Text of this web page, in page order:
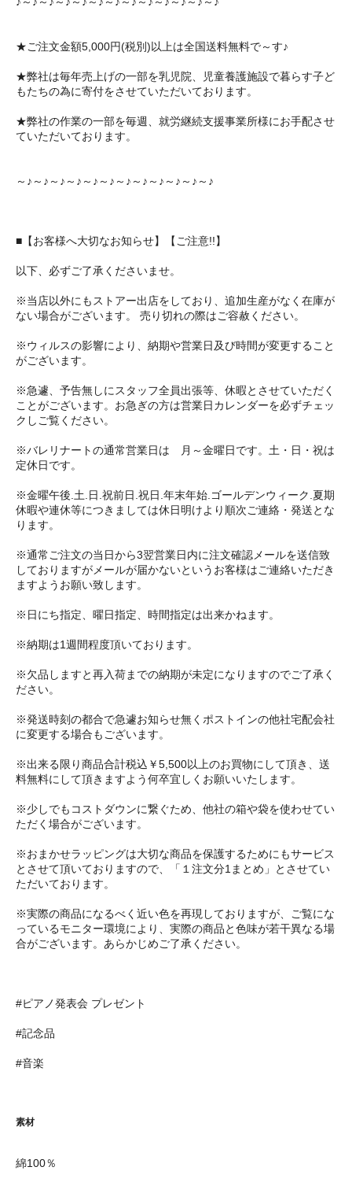
★ご注文金額5,000円(税別)以上は全国送料無料で～す♪
★弊社は毎年売上げの一部を乳児院、児童養護施設で暮らす子ど
もたちの為に寄付をさせていただいております。
★弊社の作業の一部を毎週、就労継続支援事業所様にお手配させ
ていただいております。
～♪～♪～♪～♪～♪～♪～♪～♪～♪～♪～♪～♪
■【お客様へ大切なお知らせ】【ご注意!!】
以下、必ずご了承くださいませ。
※当店以外にもストアー出店をしており、追加生産がなく在庫が
ない場合がございます。 売り切れの際はご容赦ください。
※ウィルスの影響により、納期や営業日及び時間が変更すること
がございます。
※急遽、予告無しにスタッフ全員出張等、休暇とさせていただく
ことがございます。お急ぎの方は営業日カレンダーを必ずチェッ
クしご覧ください。
※バレリナートの通常営業日は 月～金曜日です。土・日・祝は
定休日です。
※金曜午後.土.日.祝前日.祝日.年末年始.ゴールデンウィーク.夏期
休暇や連休等につきましては休日明けより順次ご連絡・発送とな
ります。
※通常ご注文の当日から3翌営業日内に注文確認メールを送信致
しておりますがメールが届かないというお客様はご連絡いただき
ますようお願い致します。
※日にち指定、曜日指定、時間指定は出来かねます。
※納期は1週間程度頂いております。
※欠品しますと再入荷までの納期が未定になりますのでご了承く
ださい。
※発送時刻の都合で急遽お知らせ無くポストインの他社宅配会社
に変更する場合もございます。
※出来る限り商品合計税込￥5,500以上のお買物にして頂き、送
料無料にして頂きますよう何卒宜しくお願いいたします。
※少しでもコストダウンに繋ぐため、他社の箱や袋を使わせてい
ただく場合がございます。
※おまかせラッピングは大切な商品を保護するためにもサービス
とさせて頂いておりますので、「１注文分1まとめ」とさせてい
ただいております。
※実際の商品になるべく近い色を再現しておりますが、ご覧にな
っているモニター環境により、実際の商品と色味が若干異なる場
合がございます。あらかじめご了承ください。
#ピアノ発表会 プレゼント
#記念品
#音楽
素材
綿100％